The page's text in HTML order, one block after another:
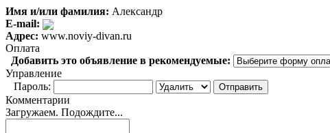
Имя и/или фамилия: Александр
E-mail:
Адрес: www.noviy-divan.ru
Оплата
Добавить это объявление в рекомендуемые:
Управление
Пароль:
Комментарии
Загружаем. Подождите...